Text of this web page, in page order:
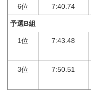
6位 7:40.74
予選B組
1位 7:43.48
3位 7:50.51